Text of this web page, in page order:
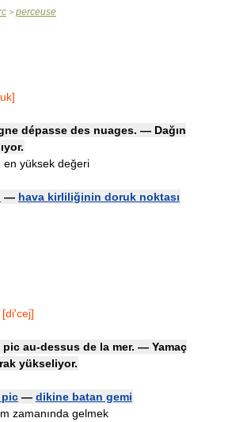
> perceuse
dépasse des nuages. — Dağın
en yüksek değeri
— hava kirliliğinin doruk noktası
[di'cej]
au-dessus de la mer. — Yamaç
yükseliyor.
pic — dikine batan gemi
zamanında gelmek